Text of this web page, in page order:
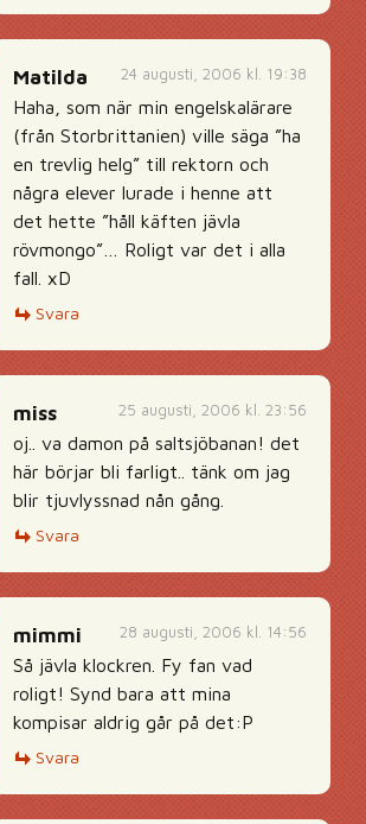
24 augusti, 2006 kl. 19:38
Matilda
Haha, som när min engelskalärare
(från Storbrittanien) ville säga ”ha
en trevlig helg” till rektorn och
några elever lurade i henne att
det hette ”håll käften jävla
rövmongo”… Roligt var det i alla
fall. xD
Svara
25 augusti, 2006 kl. 23:56
miss
oj.. va damon på saltsjöbanan! det
här börjar bli farligt.. tänk om jag
blir tjuvlyssnad nån gång.
Svara
28 augusti, 2006 kl. 14:56
mimmi
Så jävla klockren. Fy fan vad
roligt! Synd bara att mina
kompisar aldrig går på det:P
Svara